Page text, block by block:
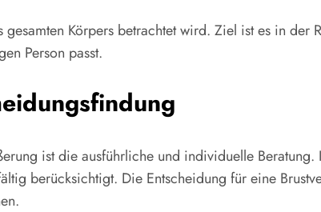
Körpers betrachtet wird. Ziel ist es in
Person passt.
ist die ausführliche und individuelle
berücksichtigt. Die Entscheidung für eine